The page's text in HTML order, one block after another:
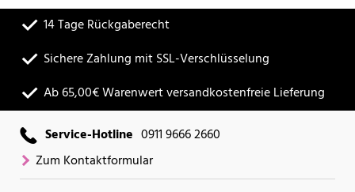
14 Tage Rückgaberecht
Sichere Zahlung mit SSL-Verschlüsselung
Ab 65,00€ Warenwert versandkostenfreie Lieferung
Service-Hotline 0911 9666 2660
Zum Kontaktformular